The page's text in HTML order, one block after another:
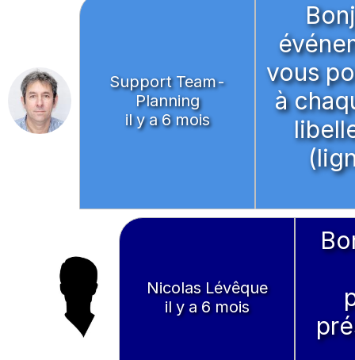
Support Team-
Planning
il y a 6 mois
vous
à
Nicolas Lévêque
il y a 6 mois